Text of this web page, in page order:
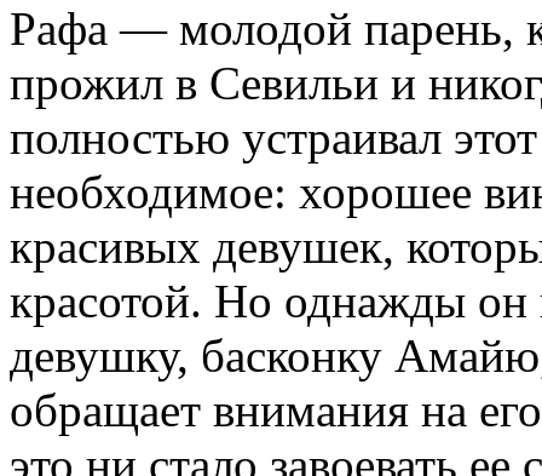
Рафа — молодой парень,
прожил в Севильи и
полностью устраивал
необходимое: хорошее
красивых девушек,
красотой. Но однажды он
девушку, басконку
обращает внимания на
это ни стало завоевать ее